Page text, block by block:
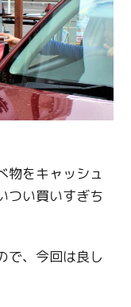
物をキャッシュ
つい買いすぎち
で、今回は良し